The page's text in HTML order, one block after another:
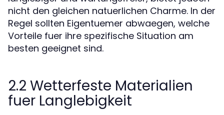
nicht den gleichen natuerlichen Charme. In der
Regel sollten Eigentuemer abwaegen, welche
Vorteile fuer ihre spezifische Situation am
besten geeignet sind.
2.2 Wetterfeste Materialien
fuer Langlebigkeit